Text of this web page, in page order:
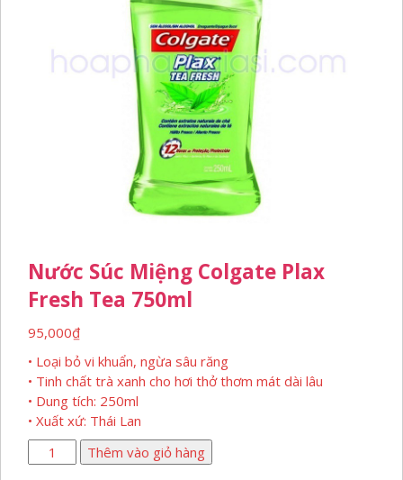
Nước Súc Miệng Colgate Plax
Fresh Tea 750ml
95,000₫
• Loại bỏ vi khuẩn, ngừa sâu răng
• Tinh chất trà xanh cho hơi thở thơm mát dài lâu
• Dung tích: 250ml
• Xuất xứ: Thái Lan
Nước
Súc
Thêm vào giỏ hàng